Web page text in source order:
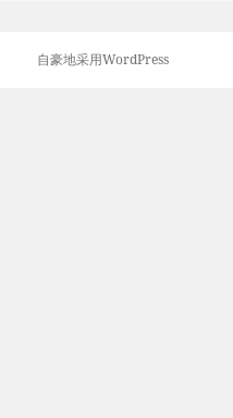
自豪地采用WordPress